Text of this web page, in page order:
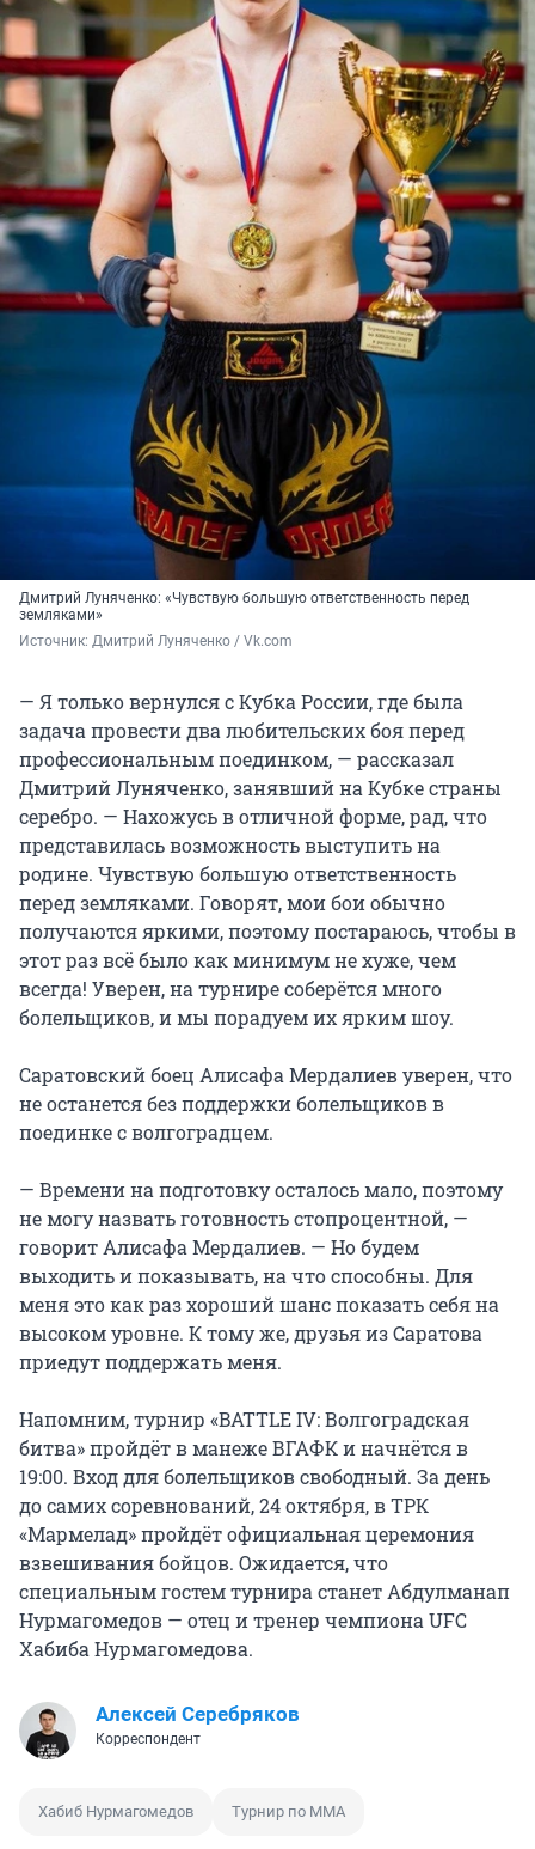
Дмитрий Луняченко: «Чувствую большую ответственность перед
земляками»
Источник: Дмитрий Луняченко / Vk.com
— Я только вернулся с Кубка России, где была
задача провести два любительских боя перед
профессиональным поединком, — рассказал
Дмитрий Луняченко, занявший на Кубке страны
серебро. — Нахожусь в отличной форме, рад, что
представилась возможность выступить на
родине. Чувствую большую ответственность
перед земляками. Говорят, мои бои обычно
получаются яркими, поэтому постараюсь, чтобы в
этот раз всё было как минимум не хуже, чем
всегда! Уверен, на турнире соберётся много
болельщиков, и мы порадуем их ярким шоу.
Саратовский боец Алисафа Мердалиев уверен, что
не останется без поддержки болельщиков в
поединке с волгоградцем.
— Времени на подготовку осталось мало, поэтому
не могу назвать готовность стопроцентной, —
говорит Алисафа Мердалиев. — Но будем
выходить и показывать, на что способны. Для
меня это как раз хороший шанс показать себя на
высоком уровне. К тому же, друзья из Саратова
приедут поддержать меня.
Напомним, турнир «BATTLE IV: Волгоградская
битва» пройдёт в манеже ВГАФК и начнётся в
19:00. Вход для болельщиков свободный. За день
до самих соревнований, 24 октября, в ТРК
«Мармелад» пройдёт официальная церемония
взвешивания бойцов. Ожидается, что
специальным гостем турнира станет Абдулманап
Нурмагомедов — отец и тренер чемпиона UFC
Хабиба Нурмагомедова.
Алексей Серебряков
Корреспондент
Хабиб Нурмагомедов Турнир по ММА